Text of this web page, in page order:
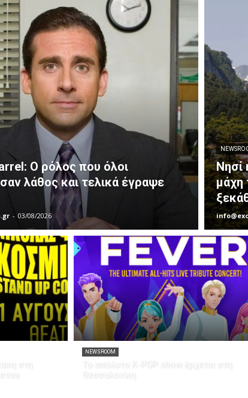
Ο ρόλος που όλοι
λάθος και τελικά έγραψε
- 03/08/2026
Νησί
μάχη
στη
NEWSROOM
Το απόλυτο K-POP show έρχεται στη
Θεσσαλονίκη